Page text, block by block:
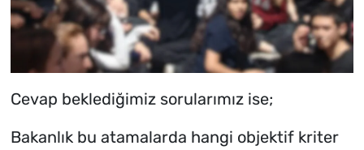
Cevap beklediğimiz sorularımız ise;
Bakanlık bu atamalarda hangi objektif kriter